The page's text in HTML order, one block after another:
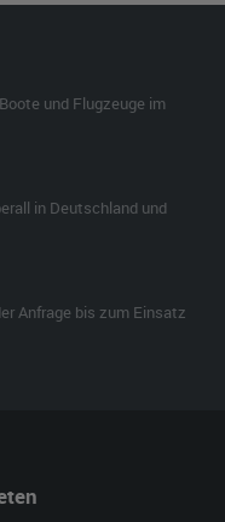
und Flugzeuge im
in Deutschland und
Anfrage bis zum Einsatz